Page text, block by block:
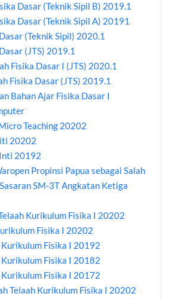
Dasar (Teknik Sipil B) 2019.1
Dasar (Teknik Sipil A) 20191
(Teknik Sipil) 2020.1
(JTS) 2019.1
Fisika Dasar I (JTS) 2020.1
Fisika Dasar (JTS) 2019.1
Bahan Ajar Fisika Dasar I
Teaching 20202
20202
20192
Propinsi Papua sebagai Salah
SM-3T Angkatan Ketiga
Kurikulum Fisika I 20202
Fisika I 20202
Kurikulum Fisika I 20192
Kurikulum Fisika I 20182
Kurikulum Fisika I 20172
Telaah Kurikulum Fisika I 20202